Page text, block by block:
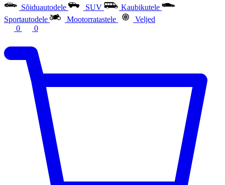
Sõiduautodele SUV
Kaubikutele
Sportautodele
Mootorratastele
Veljed
0
0